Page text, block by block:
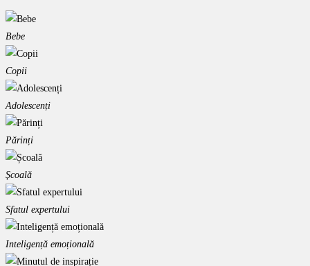
Bebe
Copii
Adolescenți
Părinți
Școală
Sfatul expertului
Inteligență emoțională